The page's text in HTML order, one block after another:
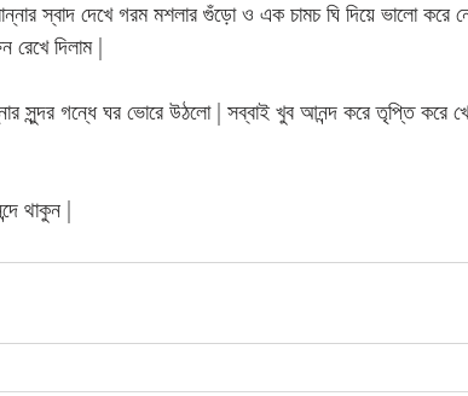
স্বাদ দেখে গরম মশলার গুঁড়ো ও এক চামচ ঘি দিয়ে ভালো করে
রেখে দিলাম |
সুন্দর গন্ধে ঘর ভোরে উঠলো | সব্বাই খুব আনন্দ করে তৃপ্তি করে
থাকুন |